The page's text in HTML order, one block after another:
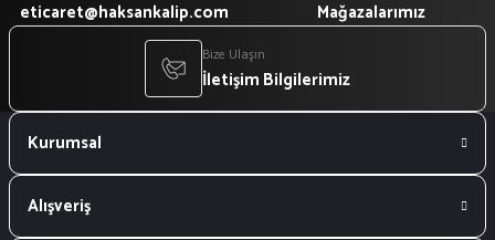
eticaret@haksankalip.com Mağazalarımız
Bize Ulaşın
İletişim Bilgilerimiz
Kurumsal
Alışveriş